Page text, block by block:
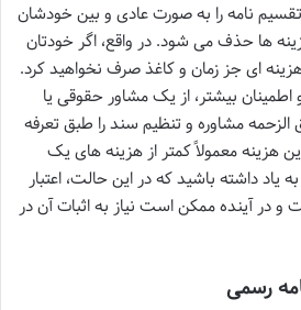
نامه را به صورت عادی و بین خودشان
ها حذف می شود. در واقع، اگر خودتان
هزینه ای جز زمان و کاغذ صرف نخواهید کرد.
اطمینان بیشتر، از یک مشاور حقوقی یا
مشاوره و تنظیم سند را طبق تعرفه
این هزینه معمولاً کمتر از هزینه های یک
یاد داشته باشید که در این حالت، اعتبار
در آینده ممکن است نیاز به اثبات آن در
رسمی